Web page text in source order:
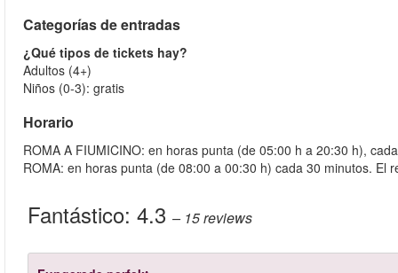
Categorías de entradas
¿Qué tipos de tickets hay?
Adultos (4+)
Niños (0-3): gratis
Horario
ROMA A FIUMICINO: en horas punta (de 05:00 h a 20:30 h),
ROMA: en horas punta (de 08:00 a 00:30 h) cada 30 minutos. El
Fantástico: 4.3 – 15reviews